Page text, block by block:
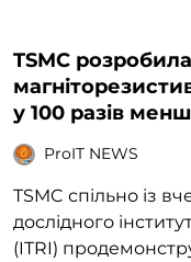
TSMC
у 100 разів
ProIT NEWS
TSMC спільно із
дослідного
(ITRI)